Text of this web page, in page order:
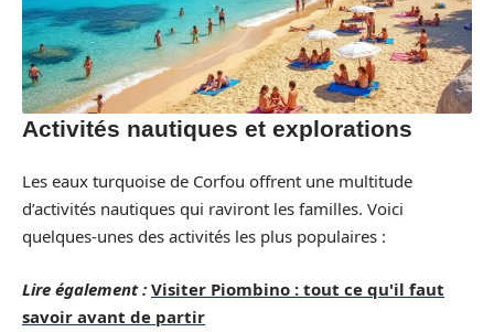
Activités nautiques et explorations
Les eaux turquoise de Corfou offrent une multitude
d’activités nautiques qui raviront les familles. Voici
quelques-unes des activités les plus populaires :
Lire également : Visiter Piombino : tout ce qu'il faut
savoir avant de partir